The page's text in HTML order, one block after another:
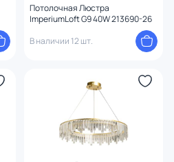
Потолочная Люстра
ImperiumLoft G9 40W 213690-26
В наличии 12 шт.